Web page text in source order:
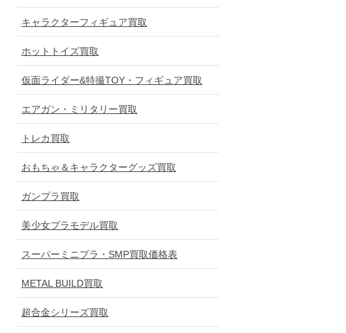
キャラクターフィギュア買取
ホットトイズ買取
仮面ライダー&特撮TOY・フィギュア買取
エアガン・ミリタリー買取
トレカ買取
おもちゃ＆キャラクターグッズ買取
ガンプラ買取
美少女プラモデル買取
スーパーミニプラ・SMP買取価格表
METAL BUILD買取
超合金シリーズ買取